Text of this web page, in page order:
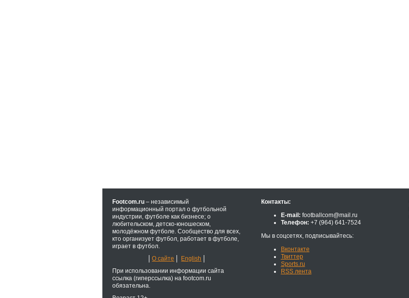
Footcom.ru – независимый
информационный портал о футбольной
индустрии, футболе как бизнесе; о
любительском, детско-юношеском,
молодёжном футболе. Сообщество для всех,
кто организует футбол, работает в футболе,
играет в футбол.
О сайте
English
При использовании информации сайта
ссылка (гиперссылка) на footcom.ru
обязательна.
Контакты:
E-mail: footballcom@mail.ru
Телефон: +7 (964) 641-7524
Мы в соцсетях, подписывайтесь:
Вконтакте
Твиттер
Sports.ru
RSS лента